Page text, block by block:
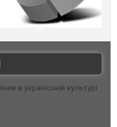
в українській культурі